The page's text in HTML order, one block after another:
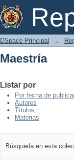
Maestría
DSpace Principal →
Maestría
Listar por
Por fecha de
Autores
Títulos
Materias
Búsqueda en esta